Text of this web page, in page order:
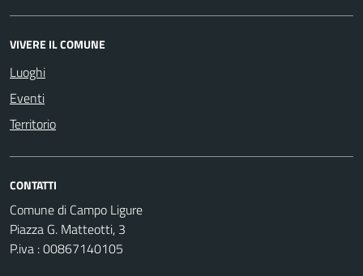
VIVERE IL COMUNE
Luoghi
Eventi
Territorio
CONTATTI
Comune di Campo Ligure
Piazza G. Matteotti, 3
P.iva : 00867140105